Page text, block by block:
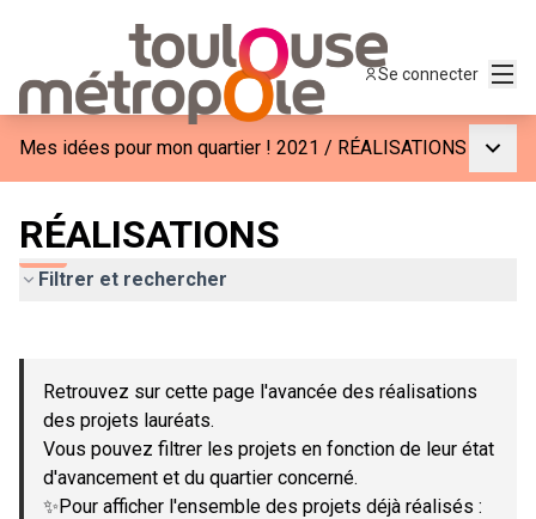
Se connecter
Mes idées pour mon quartier ! 2021 / RÉALISATIONS
RÉALISATIONS
Filtrer et rechercher
−
Retrouvez sur cette page l'avancée des réalisations
des projets lauréats.
Vous pouvez filtrer les projets en fonction de leur état
d'avancement et du quartier concerné.
✨Pour afficher l'ensemble des projets déjà réalisés :